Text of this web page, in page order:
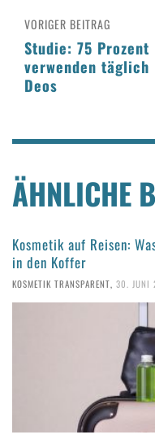
VORIGER BEITRAG
Studie: 75 Prozent
verwenden täglich
Deos
ÄHNLICHE
Kosmetik auf Reisen:
in den Koffer
KOSMETIK TRANSPARENT, 30. JUNI